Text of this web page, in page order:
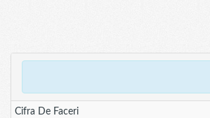
Cifra De Faceri